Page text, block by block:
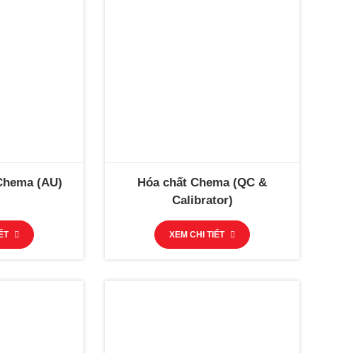
(AU)
Hóa chất Chema (QC &
Calibrator)
XEM CHI TIẾT